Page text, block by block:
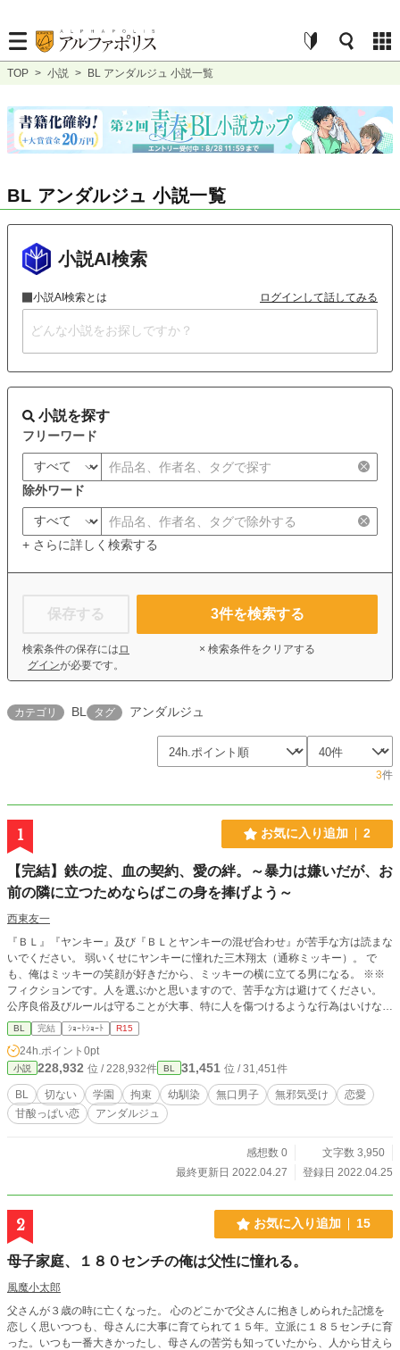
TOP > 小説 > BL アンダルジュ 小説一覧
BL アンダルジュ 小説一覧
小説AI検索
小説AI検索とは ログインして話してみる
小説を探す
フリーワード
除外ワード
+ さらに詳しく検索する
保存する
検索条件の保存には ロ
グインが必要です。
3件を検索する
× 検索条件をクリアする
カテゴリ BL タグ アンダルジュ
3件
1 お気に入り追加 2
【完結】鉄の掟、血の契約、愛の絆。～暴力は嫌いだが、お
前の隣に立つためならばこの身を捧げよう～
西東友一
『ＢＬ』『ヤンキー』及び『ＢＬとヤンキーの混ぜ合わせ』が苦手な方は読まな
いでください。 弱いくせにヤンキーに憧れた三木翔太（通称ミッキー）。 で
も、俺はミッキーの笑顔が好きだから、ミッキーの横に立てる男になる。 ※※
フィクションです。人を選ぶかと思いますので、苦手な方は避けてください。
公序良俗及びルールは守ることが大事、特に人を傷つけるような行為はいけない
と思っています。 現実世界では気を付けてください。 でも、ＢＬって昔は公序
良俗に反してたのだろうか？ 子どもは大人の作ったルールに従っているだけ
で、自分らしさで生きちゃいけないのだろうか。 うーん･･･。 認められる価値観
が増えることはいいことですね。
BL 完結 ｼｮｰﾄｼｮｰﾄ R15
24h.ポイント 0pt
小説 228,932 位 / 228,932件 BL 31,451 位 / 31,451件
BL 切ない 学園 拘束 幼馴染 無口男子 無邪気受け
恋愛
甘酸っぱい恋
アンダルジュ
感想数 0
文字数 3,950
最終更新日 2022.04.27
登録日 2022.04.25
2 お気に入り追加 15
母子家庭、１８０センチの俺は父性に憧れる。
風魔小太郎
父さんが３歳の時に亡くなった。 心のどこかで父さんに抱きしめられた記憶を
恋しく思いつつも、母さんに大事に育てられて１５年。立派に１８５センチに育
った。いつも一番大きかったし、母さんの苦労も知っていたから、人から甘えら